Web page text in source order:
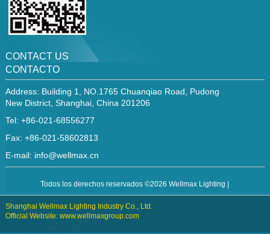
CONTACT US
CONTACTO
Address: Building 1, NO.1765 Chuanqiao Road, Pudong
New District, Shanghai, China 201206
Tel: +86-021-68556277
Fax: +86-021-58602813
E-mail: info@wellmax.cn
Todos los derechos reservados ©2026 Wellmax Lighting |
Shanghai Wellmax Lighting Industry Co., Ltd.
Official Website: www.wellmaxgroup.com